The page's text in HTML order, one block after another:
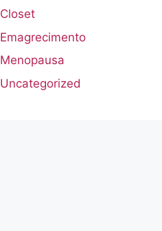
Closet
Emagrecimento
Menopausa
Uncategorized